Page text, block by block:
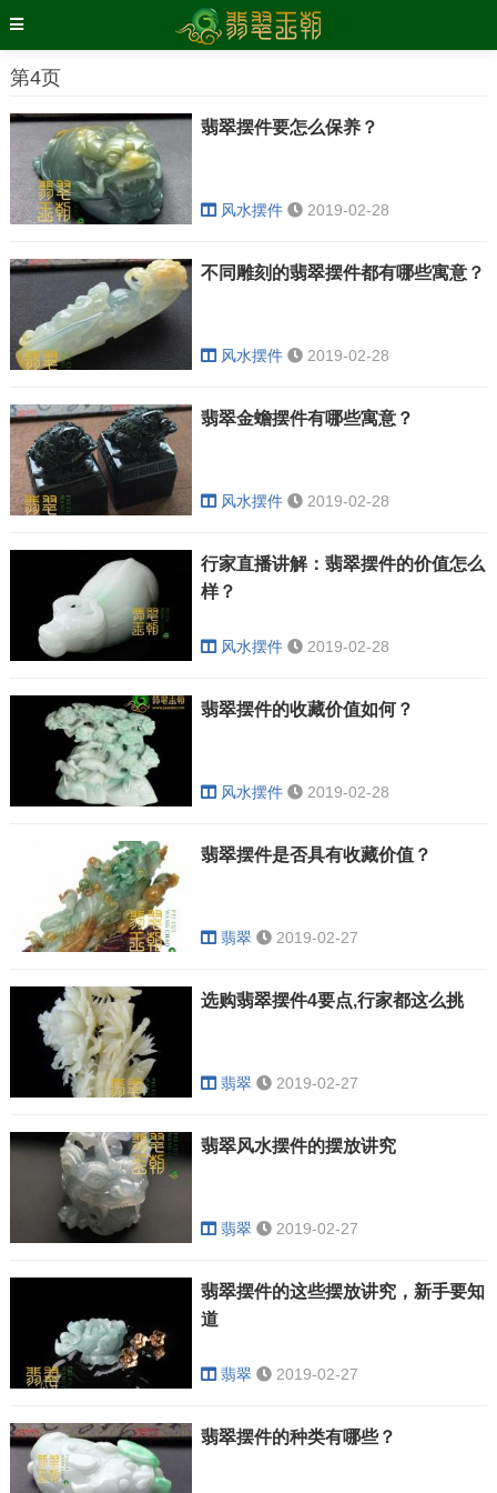
第4页
翡翠摆件要怎么保养？
风水摆件 2019-02-28
不同雕刻的翡翠摆件都有哪些寓意？
风水摆件 2019-02-28
翡翠金蟾摆件有哪些寓意？
风水摆件 2019-02-28
行家直播讲解：翡翠摆件的价值怎么
样？
风水摆件 2019-02-28
翡翠摆件的收藏价值如何？
风水摆件 2019-02-28
翡翠摆件是否具有收藏价值？
翡翠 2019-02-27
选购翡翠摆件4要点,行家都这么挑
翡翠 2019-02-27
翡翠风水摆件的摆放讲究
翡翠 2019-02-27
翡翠摆件的这些摆放讲究，新手要知
道
翡翠 2019-02-27
翡翠摆件的种类有哪些？